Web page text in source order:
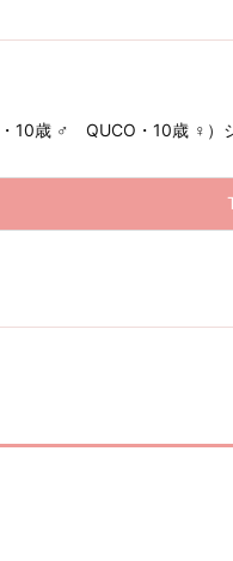
10歳 ♂ QUCO・10歳 ♀